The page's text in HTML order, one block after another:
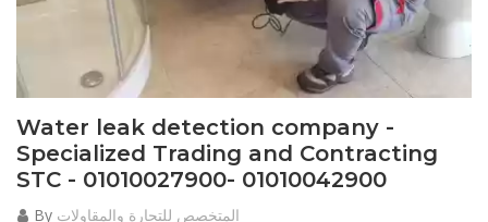
Water leak detection company -
Specialized Trading and Contracting
STC - 01010027900- 01010042900
By المتخصص للتجارة والمقاولات